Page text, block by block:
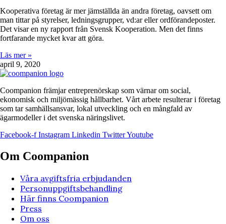
Kooperativa företag är mer jämställda än andra företag, oavsett om
man tittar på styrelser, ledningsgrupper, vd:ar eller ordförandeposter.
Det visar en ny rapport från Svensk Kooperation. Men det finns
fortfarande mycket kvar att göra.
Läs mer »
april 9, 2020
Coompanion främjar entreprenörskap som värnar om social,
ekonomisk och miljömässig hållbarhet. Vårt arbete resulterar i företag
som tar samhällsansvar, lokal utveckling och en mångfald av
ägarmodeller i det svenska näringslivet.
Facebook-f Instagram Linkedin TwitterYoutube
Om Coompanion
Våra avgiftsfria erbjudanden
Personuppgiftsbehandling
Här finns Coompanion
Press
Om oss